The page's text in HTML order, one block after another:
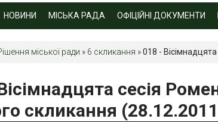
НОВИНИ МІСЬКА РАДА ОФІЦІЙНІ ДОКУМЕНТИ
міської ради » 6 скликання »018 -
сесія
скликання